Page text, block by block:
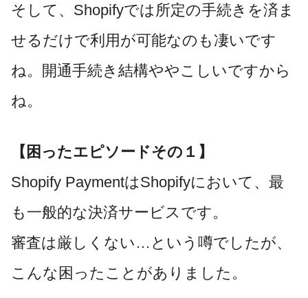
そして、Shopifyでは 所定の手続きを済ま
せるだけで利用が可能なのも凄いです
ね。開通手続き結構ややこしいですから
ね。
【困ったエピソードその１】
Shopify PaymentはShopifyにおいて、最
も一般的な決済サービスです。
審査は厳しくない…という噂でしたが、
こんな困ったことがありました。